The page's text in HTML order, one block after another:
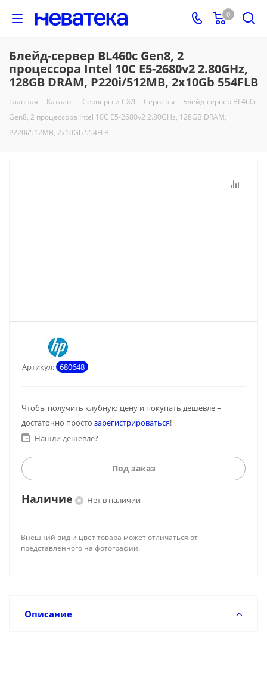
0
Блейд-сервер BL460c Gen8, 2
процессора Intel 10C E5-2680v2 2.80GHz,
128GB DRAM, P220i/512MB, 2x10Gb 554FLB
Главная - Каталог - Серверы и СХД - Серверы - Блейд-сервер BL460c
Gen8, 2 процессора Intel 10C E5-2680v2 2.80GHz, 128GB DRAM,
P220i/512MB, 2x10Gb 554FLB
Артикул: 680648
Чтобы получить клубную цену и покупать дешевле –
достаточно просто зарегистрироваться!
Нашли дешевле?
Под заказ
Наличие Нет в наличии
Внешний вид и цвет товара может отличаться от
представленного на фотографии.
Описание